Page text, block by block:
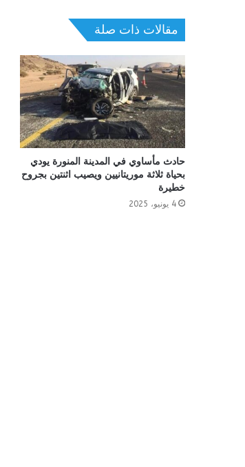
مقالات ذات صلة
حادث مأساوي في المدينة المنورة يودي
بحياة ثلاثة موريتانيين ويصيب اثنتين بجروح
خطيرة
4 يونيو، 2025